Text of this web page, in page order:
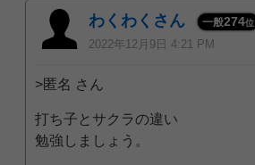
わくわくさん 一般274位
2022年12月9日 4:21 PM
>匿名 さん
打ち子とサクラの違い
勉強しましょう。